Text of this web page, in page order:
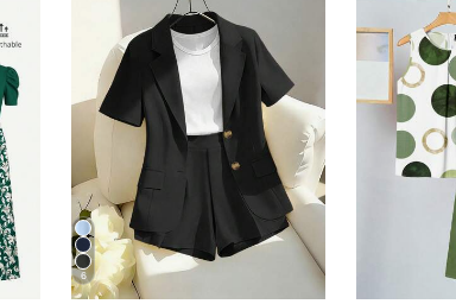
6